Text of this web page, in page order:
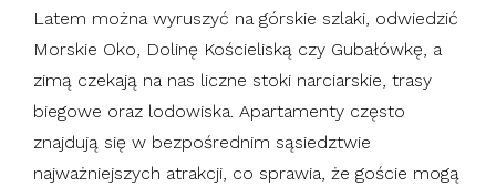
Latem można wyruszyć na górskie szlaki, odwiedzić
Morskie Oko, Dolinę Kościeliską czy Gubałówkę, a
zimą czekają na nas liczne stoki narciarskie, trasy
biegowe oraz lodowiska. Apartamenty często
znajdują się w bezpośrednim sąsiedztwie
najważniejszych atrakcji, co sprawia, że goście mogą